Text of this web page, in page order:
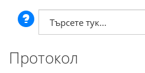
Протокол